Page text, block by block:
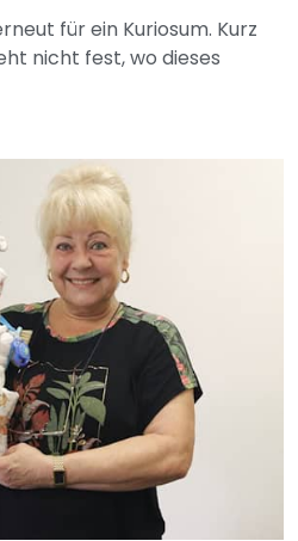
für ein Kuriosum. Kurz
nicht fest, wo dieses